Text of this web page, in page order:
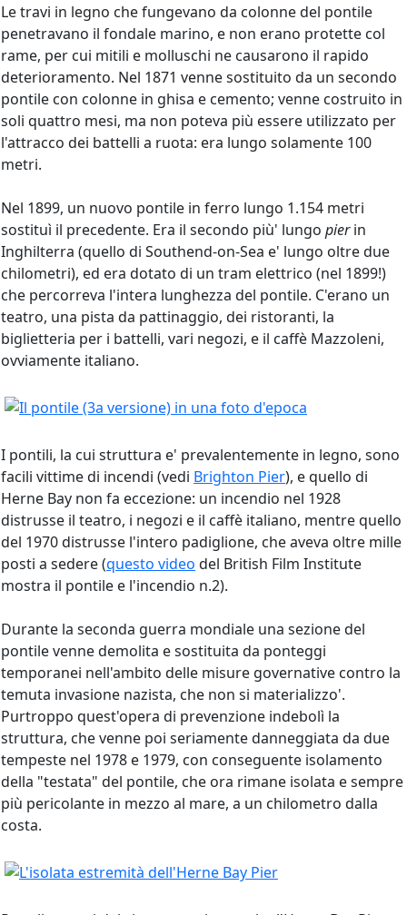
Le travi in legno che fungevano da colonne del pontile
penetravano il fondale marino, e non erano protette col
rame, per cui mitili e molluschi ne causarono il rapido
deterioramento. Nel 1871 venne sostituito da un secondo
pontile con colonne in ghisa e cemento; venne costruito in
soli quattro mesi, ma non poteva più essere utilizzato per
l'attracco dei battelli a ruota: era lungo solamente 100
metri.
Nel 1899, un nuovo pontile in ferro lungo 1.154 metri
sostituì il precedente. Era il secondo più' lungo pierin
Inghilterra (quello di Southend-on-Sea e' lungo oltre due
chilometri), ed era dotato di un tram elettrico (nel 1899!)
che percorreva l'intera lunghezza del pontile. C'erano un
teatro, una pista da pattinaggio, dei ristoranti, la
biglietteria per i battelli, vari negozi, e il caffè Mazzoleni,
ovviamente italiano.
I pontili, la cui struttura e' prevalentemente in legno, sono
facili vittime di incendi (vedi Brighton Pier), e quello di
Herne Bay non fa eccezione: un incendio nel 1928
distrusse il teatro, i negozi e il caffè italiano, mentre quello
del 1970 distrusse l'intero padiglione, che aveva oltre mille
posti a sedere (questo video del British Film Institute
mostra il pontile e l'incendio n.2).
Durante la seconda guerra mondiale una sezione del
pontile venne demolita e sostituita da ponteggi
temporanei nell'ambito delle misure governative contro la
temuta invasione nazista, che non si materializzo'.
Purtroppo quest'opera di prevenzione indebolì la
struttura, che venne poi seriamente danneggiata da due
tempeste nel 1978 e 1979, con conseguente isolamento
della "testata" del pontile, che ora rimane isolata e sempre
più pericolante in mezzo al mare, a un chilometro dalla
costa.